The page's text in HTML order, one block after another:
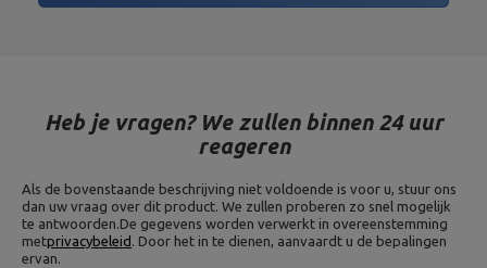
Heb je vragen? We zullen binnen 24 uur
reageren
Als de bovenstaande beschrijving niet voldoende is voor u, stuur ons
dan uw vraag over dit product. We zullen proberen zo snel mogelijk
te antwoorden.De gegevens worden verwerkt in overeenstemming
metprivacybeleid . Door het in te dienen, aanvaardt u de bepalingen
ervan.